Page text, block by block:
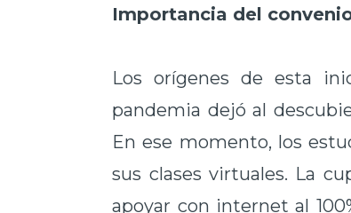
Importancia del
Los orígenes de esta
pandemia dejó al
En ese momento, los
sus clases virtuales. La
apoyar con internet al